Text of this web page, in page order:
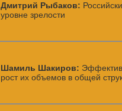
Дмитрий Рыбаков:
уровне зрелости
Шамиль Шакиров:
рост их объемов в общей